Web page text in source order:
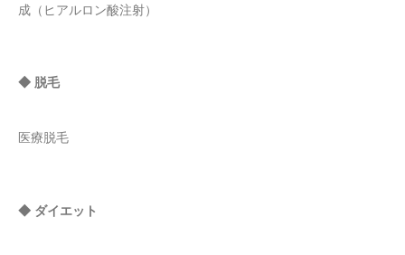
成（ヒアルロン酸注射）
◆ 脱毛
医療脱毛
◆ ダイエット